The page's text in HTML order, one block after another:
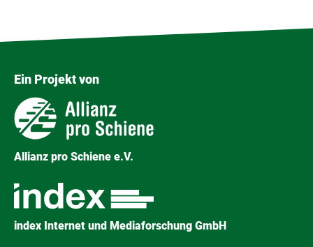
Ein Projekt von
Allianz pro Schiene e.V.
index Internet und Mediaforschung GmbH